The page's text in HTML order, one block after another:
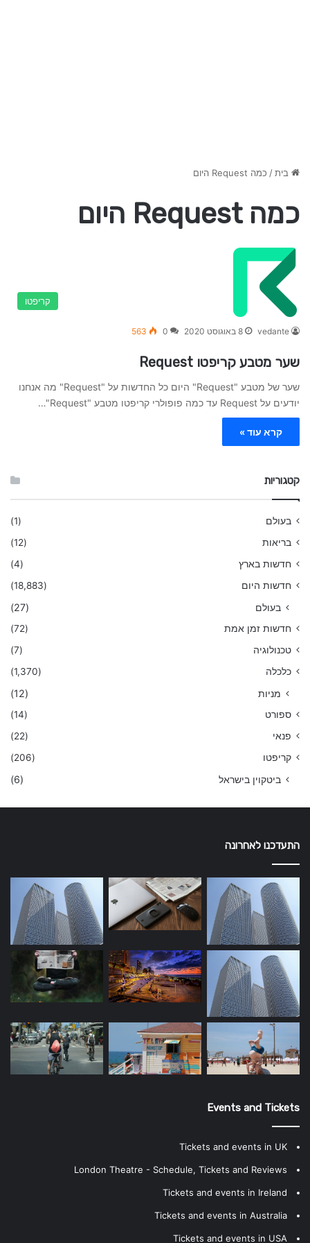
בית/ כמה Request היום
כמה Request היום
קריפטו
vedante 8 באוגוסט 2020 0
563
שער מטבע קריפטו Request
שער של מטבע "Request" היום כל החדשות על "Request" מה אנחנו
יודעים על Request עד כמה פופולרי קריפטו מטבע "Request"…
קרא עוד »
קטגוריות
בעולם
(1)
בריאות
(12)
חדשות בארץ
(4)
חדשות היום
(18,883)
בעולם (27)
חדשות זמן אמת
(72)
טכנולוגיה
(7)
כלכלה
(1,370)
מניות (12)
ספורט
(14)
פנאי
(22)
קריפטו
(206)
ביטקוין בישראל (6)
התעדכנו לאחרונה
Events and Tickets
Tickets and events in UK
London Theatre - Schedule, Tickets and Reviews
Tickets and events in Ireland
Tickets and events in Australia
Tickets and events in USA